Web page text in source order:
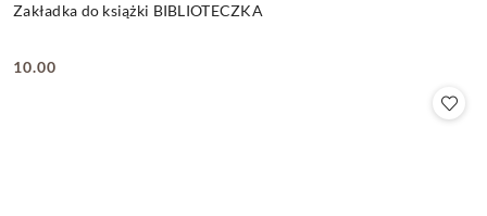
Zakładka do książki BIBLIOTECZKA
Cena:
10.00